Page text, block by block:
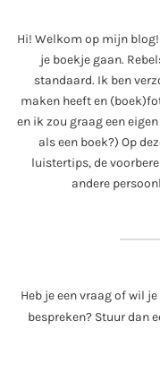
Hi! Welkom op mijn
je boekje gaan.
standaard. Ik ben
maken heeft en
en ik zou graag een
als een boek?) Op
luistertips, de
andere
Heb je een vraag of wil
bespreken? Stuur dan